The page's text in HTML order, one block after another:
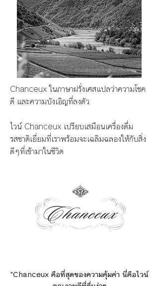
Chanceux ในภาษาฝรั่งเศสแปลว่าความโชค
ดี และความบังเอิญที่ลงตัว
ไวน์ Chanceux เปรียบเสมือนเครื่องดื่ม
รสชาติเยี่ยมที่เราพร้อมจะเฉลิมฉลองให้กับสิ่ง
ดีๆที่เข้ามาในชีวิต
"Chanceux คือที่สุดของความคุ้มค่า นี่คือไวน์